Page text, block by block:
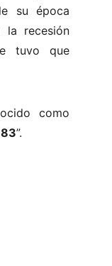
su época
la recesión
tuvo que
como
”.